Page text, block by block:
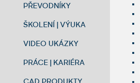
PŘEVODNÍKY
ŠKOLENÍ | VÝUKA
VIDEO UKÁZKY
PRÁCE | KARIÉRA